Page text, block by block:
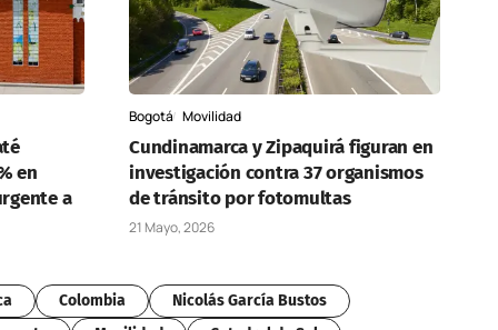
en
a
Bogotá Movilidad
Cundinamarca y Zipaquirá figuran en
investigación contra 37 organismos
de tránsito por fotomultas
21 Mayo, 2026
Colombia
Nicolás García Bustos